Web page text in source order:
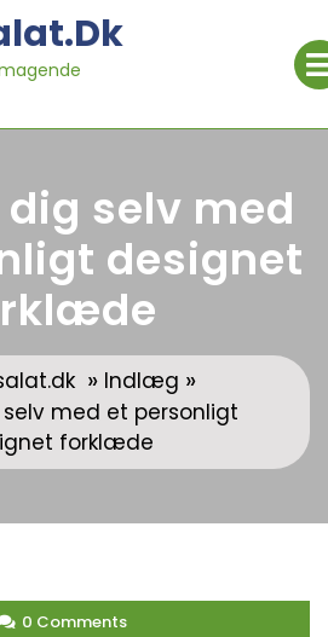
selv med
designet
» Indlæg »
med et personligt
forklæde
0 Comments